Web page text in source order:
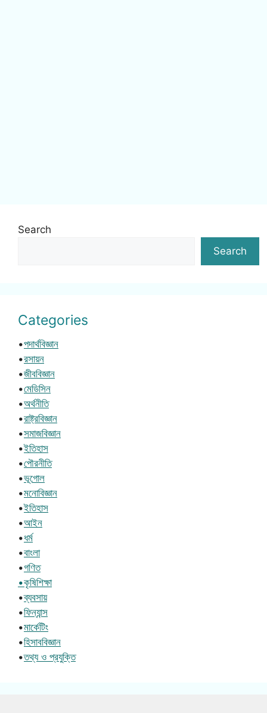
Search
Search
Categories
•পদার্থবিজ্ঞান
•রসায়ন
•জীববিজ্ঞান
•মেডিসিন
•অর্থনীতি
•রাষ্ট্রবিজ্ঞান
•সমাজবিজ্ঞান
•ইতিহাস
•পৌরনীতি
•ভূগোল
•মনোবিজ্ঞান
•ইতিহাস
•আইন
•ধর্ম
•বাংলা
•গণিত
•কৃষিশিক্ষা
•ব্যবসায়
•ফিন্যান্স
•মার্কেটিং
•হিসাববিজ্ঞান
•তথ্য ও প্রযুক্তি